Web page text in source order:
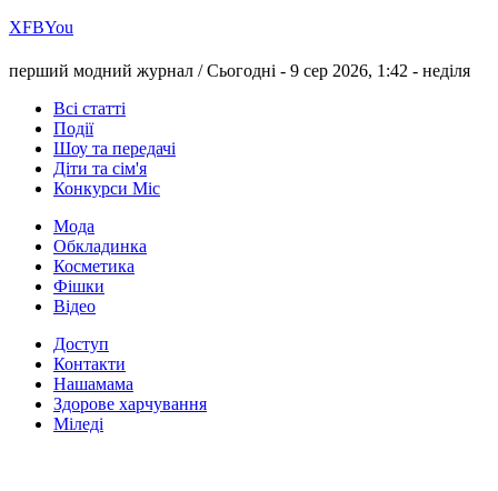
ХFBYou
перший модний журнал /Сьогодні - 9 сер 2026, 1:42 - неділя
Всі статті
Події
Шоу та передачі
Діти та сім'я
Конкурси Міс
Мода
Обкладинка
Косметика
Фішки
Відео
Доступ
Контакти
Нашамама
Здорове харчування
Міледі